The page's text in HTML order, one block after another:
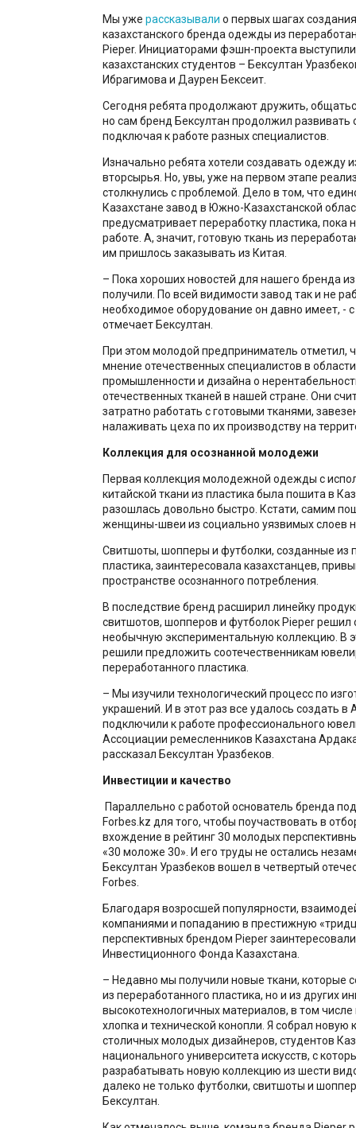
Мы уже рассказывали о первых шагах
казахстанского бренда одежды из
Pieper. Инициаторами фэшн-проекта
казахстанских студентов – Бексултан
Ибрагимова и Даурен Бексеит.
Сегодня ребята продолжают дружить,
но сам бренд Бексултан продолжил развивать
подключая к работе разных специалистов.
Изначально ребята хотели создавать одежду
вторсырья. Но, увы, уже на первом этапе
столкнулись с проблемой. Дело в том, что
Казахстане завод в Южно-Казахстанской
предусматривает переработку пластика, пока
работе. А, значит, готовую ткань из
им пришлось заказывать из Китая.
– Пока хороших новостей для нашего бренда
получили. По всей видимости завод так и не
необходимое оборудование он давно имеет, -
отмечает Бексултан.
При этом молодой предприниматель отметил,
мнение отечественных специалистов в
промышленности и дизайна о
отечественных тканей в нашей стране. Они
затратно работать с готовыми тканями,
налаживать цеха по их производству на
Коллекция для осознанной молодежи
Первая коллекция молодежной одежды с
китайской ткани из пластика была пошита в
разошлась довольно быстро. Кстати, самим
женщины-швеи из социально уязвимых слоев
Свитшоты, шопперы и футболки, созданные из
пластика, заинтересовала казахстанцев,
пространстве осознанного потребления.
В последствие бренд расширил линейку
свитшотов, шопперов и футболок Pieper решил
необычную экспериментальную коллекцию. В
решили предложить соотечественникам
переработанного пластика.
– Мы изучили технологический процесс по
украшений. И в этот раз все удалось создать
подключили к работе профессионального
Ассоциации ремесленников Казахстана
рассказал Бексултан Уразбеков.
Инвестиции и качество
Параллельно с работой основатель бренда
Forbes.kz для того, чтобы поучаствовать в
вхождение в рейтинг 30 молодых
«30 моложе 30». И его труды не остались
Бексултан Уразбеков вошел в четвертый
Forbes.
Благодаря возросшей популярности,
компаниями и попаданию в престижную
перспективных брендом Pieper
Инвестиционного Фонда Казахстана.
– Недавно мы получили новые ткани, которые
из переработанного пластика, но и из других
высокотехнологичных материалов, в том числе
хлопка и технической конопли. Я собрал новую
столичных молодых дизайнеров, студентов
национального университета искусств, с
разрабатывать новую коллекцию из шести
далеко не только футболки, свитшоты и
Бексултан.